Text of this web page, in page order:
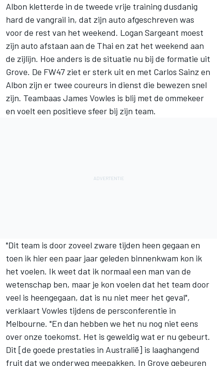
Albon kletterde in de tweede vrije training dusdanig
hard de vangrail in, dat zijn auto afgeschreven was
voor de rest van het weekend. Logan Sargeant moest
zijn auto afstaan aan de Thai en zat het weekend aan
de zijlijn. Hoe anders is de situatie nu bij de formatie uit
Grove. De FW47 ziet er sterk uit en met Carlos Sainz en
Albon zijn er twee coureurs in dienst die bewezen snel
zijn. Teambaas James Vowles is blij met de ommekeer
en voelt een positieve sfeer bij zijn team.
"Dit team is door zoveel zware tijden heen gegaan en
toen ik hier een paar jaar geleden binnenkwam kon ik
het voelen. Ik weet dat ik normaal een man van de
wetenschap ben, maar je kon voelen dat het team door
veel is heengegaan, dat is nu niet meer het geval",
verklaart Vowles tijdens de persconferentie in
Melbourne. "En dan hebben we het nu nog niet eens
over onze toekomst. Het is geweldig wat er nu gebeurt.
Dit [de goede prestaties in Australië] is laaghangend
fruit dat we onderweg meepakken. In Grove gebeuren